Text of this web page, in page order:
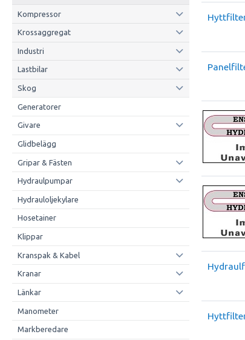
Kompressor
Krossaggregat
Industri
Lastbilar
Skog
Generatorer
Givare
Glidbelägg
Gripar & Fästen
Hydraulpumpar
Hydrauloljekylare
Hosetainer
Klippar
Kranspak & Kabel
Kranar
Länkar
Manometer
Markberedare